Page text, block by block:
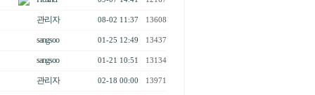
관리자 08-02 11:37 13608
sangsoo 01-25 12:49 13437
sangsoo 01-21 10:51 13134
관리자 02-18 00:00 13971